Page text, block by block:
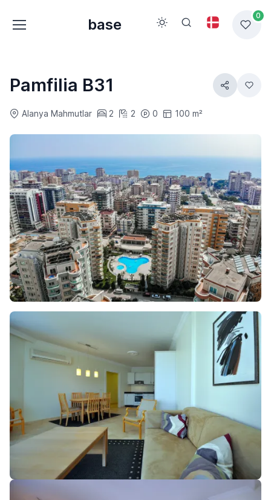
base
0
Pamfilia B31
Alanya Mahmutlar 2 2 0 100 m²